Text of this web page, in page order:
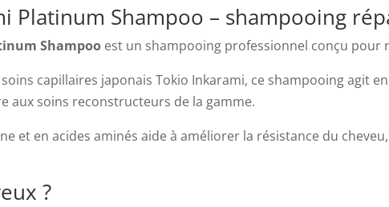
Platinum Shampoo – shampooing
Shampoo est un shampooing professionnel conçu pour
capillaires japonais Tokio Inkarami, ce shampooing agit
aux soins reconstructeurs de la gamme.
et en acides aminés aide à améliorer la résistance du
?